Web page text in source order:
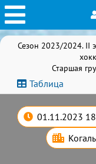
Сезон 2023/2024. II
Старшая
Таблица
01.11.2023